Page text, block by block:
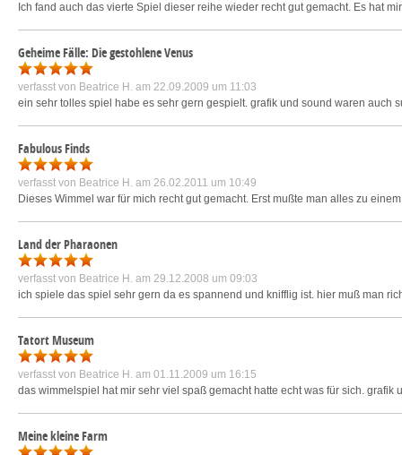
Ich fand auch das vierte Spiel dieser reihe wieder recht gut gemacht. Es hat
Geheime Fälle: Die gestohlene Venus
verfasst von Beatrice H. am 22.09.2009 um 11:03
ein sehr tolles spiel habe es sehr gern gespielt. grafik und sound waren auch
Fabulous Finds
verfasst von Beatrice H. am 26.02.2011 um 10:49
Dieses Wimmel war für mich recht gut gemacht. Erst mußte man alles zu
Land der Pharaonen
verfasst von Beatrice H. am 29.12.2008 um 09:03
ich spiele das spiel sehr gern da es spannend und knifflig ist. hier muß man
Tatort Museum
verfasst von Beatrice H. am 01.11.2009 um 16:15
das wimmelspiel hat mir sehr viel spaß gemacht hatte echt was für sich.
Meine kleine Farm